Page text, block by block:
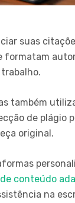
suas
formatam
também
de plágio
original.
conteúdo
na